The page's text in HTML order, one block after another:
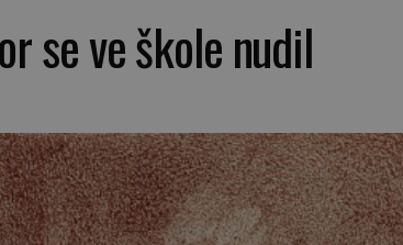
se ve škole nudil